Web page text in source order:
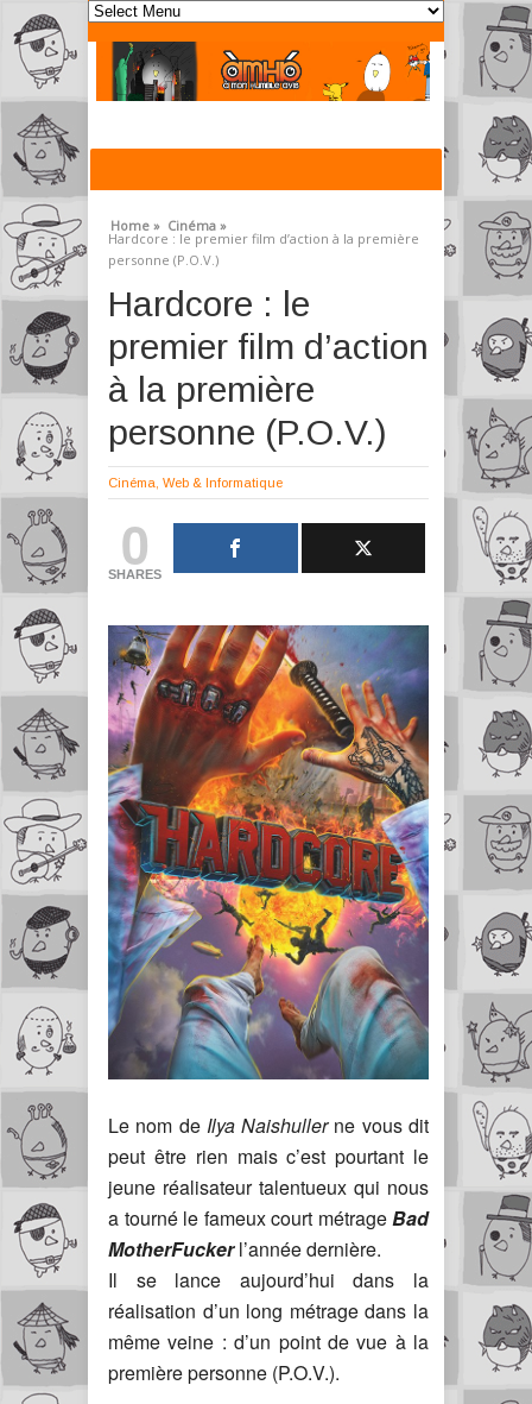
Home » Cinéma »
Hardcore : le premier film d’action à la première
personne (P.O.V.)
Hardcore : le
premier film d’action
à la première
personne (P.O.V.)
Cinéma Web & Informatique
0
SHARES
Le nom de Ilya Naishullerne vous dit
peut être rien mais c’est pourtant le
jeune réalisateur talentueux qui nous
a tourné le fameux court métrageBad
MotherFuckerl’année dernière.
Il se lance aujourd’hui dans la
réalisation d’un long métrage dans la
même veine : d’un point de vue à la
première personne (P.O.V.).